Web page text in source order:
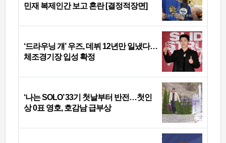
민재 복제인간 보고 혼란 [결정적장면]
‘드라우닝 걔’ 우즈, 데뷔 12년만 일냈다…
체조경기장 입성 확정
‘나는 SOLO’ 33기 첫날부터 반전…첫인
상 0표 영호, 호감남 급부상